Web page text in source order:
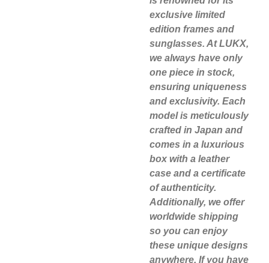
exclusive limited
edition frames and
sunglasses. At LUKX,
we always have only
one piece in stock,
ensuring uniqueness
and exclusivity. Each
model is meticulously
crafted in Japan and
comes in a luxurious
box with a leather
case and a certificate
of authenticity.
Additionally, we offer
worldwide shipping
so you can enjoy
these unique designs
anywhere. If you have